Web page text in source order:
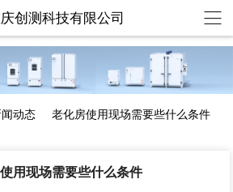
创测科技有限公司
司 chuangce@cqccst.com
闻动态 老化房使用现场需要些什么条件
用现场需要些什么条件